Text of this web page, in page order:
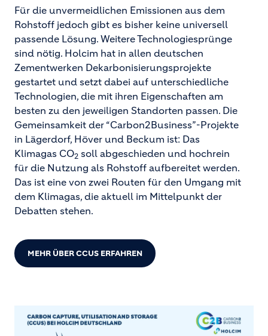
Für die unvermeidlichen Emissionen aus dem
Rohstoff jedoch gibt es bisher keine universell
passende Lösung. Weitere Technologiesprünge
sind nötig. Holcim hat in allen deutschen
Zementwerken Dekarbonisierungsprojekte
gestartet und setzt dabei auf unterschiedliche
Technologien, die mit ihren Eigenschaften am
besten zu den jeweiligen Standorten passen. Die
Gemeinsamkeit der “Carbon2Business”-Projekte
in Lägerdorf, Höver und Beckum ist: Das
Klimagas CO2 soll abgeschieden und hochrein
für die Nutzung als Rohstoff aufbereitet werden.
Das ist eine von zwei Routen für den Umgang mit
dem Klimagas, die aktuell im Mittelpunkt der
Debatten stehen.
MEHR ÜBER CCUS ERFAHREN